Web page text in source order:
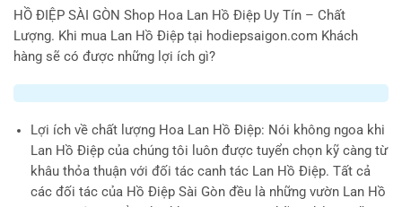
HỒ ĐIỆP SÀI GÒN Shop Hoa Lan Hồ Điệp Uy Tín – Chất
Lượng. Khi mua Lan Hồ Điệp tại hodiepsaigon.com Khách
hàng sẽ có được những lợi ích gì?
Lợi ích về chất lượng Hoa Lan Hồ Điệp: Nói không ngoa khi
Lan Hồ Điệp của chúng tôi luôn được tuyển chọn kỹ càng từ
khâu thỏa thuận với đối tác canh tác Lan Hồ Điệp. Tất cả
các đối tác của Hồ Điệp Sài Gòn đều là những vườn Lan Hồ